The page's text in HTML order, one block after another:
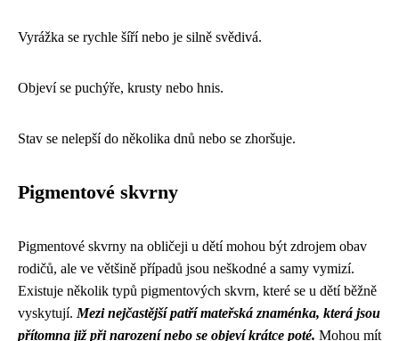
Vyrážka se rychle šíří nebo je silně svědivá.
Objeví se puchýře, krusty nebo hnis.
Stav se nelepší do několika dnů nebo se zhoršuje.
Pigmentové skvrny
Pigmentové skvrny na obličeji u dětí mohou být zdrojem obav
rodičů, ale ve většině případů jsou neškodné a samy vymizí.
Existuje několik typů pigmentových skvrn, které se u dětí běžně
vyskytují. Mezi nejčastější patří mateřská znaménka, která jsou
přítomna již při narození nebo se objeví krátce poté. Mohou mít